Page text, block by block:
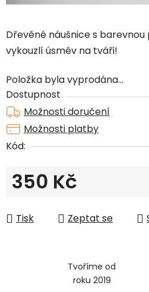
Dřevěné náušnice s
vykouzlí úsměv na tváři!
Položka byla vyprodána…
Dostupnost
Možnosti doručení
Možnosti platby
Kód:
350 Kč
Tisk
Zeptat se
Tvoříme od
roku 2019